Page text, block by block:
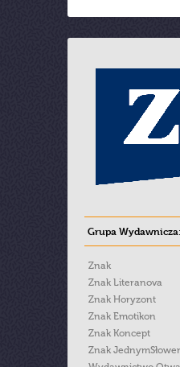
Grupa Wydawnicza:
Znak
Znak Literanova
Znak Horyzont
Znak Emotikon
Znak Koncept
Znak